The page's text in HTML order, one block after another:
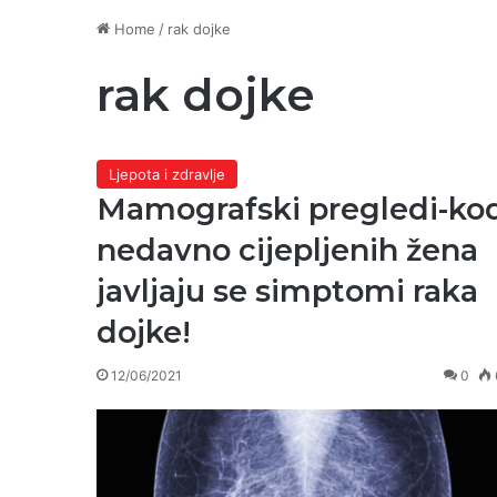
Home / rak dojke
rak dojke
Ljepota i zdravlje
Mamografski pregledi-
nedavno cijepljenih žena
javljaju se simptomi raka
dojke!
12/06/2021 0